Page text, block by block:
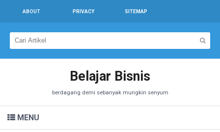
ABOUT PRIVACY SITEMAP
Belajar Bisnis
berdagang demi sebanyak mungkin senyum
MENU